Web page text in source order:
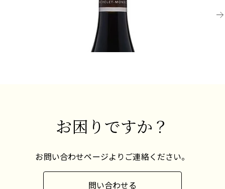
のワインは官能的で絹のような口当たりを持ち、
果実のフレーバーが深まり、ゲームや「スーブ
ワ」のニュアンスが現れます。
ニュージーランドのマーティンボローやセントラ
ル・オタゴ地方で顕著な成功を収めています。
飲み頃だが熟成可能
¥10,230 (税込) - 750ml
お困りですか？
お問い合わせページよりご連絡ください。
問い合わせる